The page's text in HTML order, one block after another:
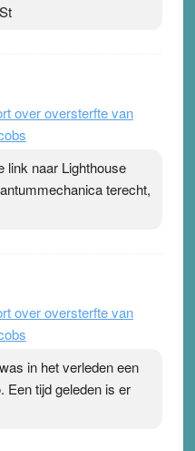
over oversterfte van
link naar Lighthouse
terecht,
over oversterfte van
in het verleden een
Een tijd geleden is er